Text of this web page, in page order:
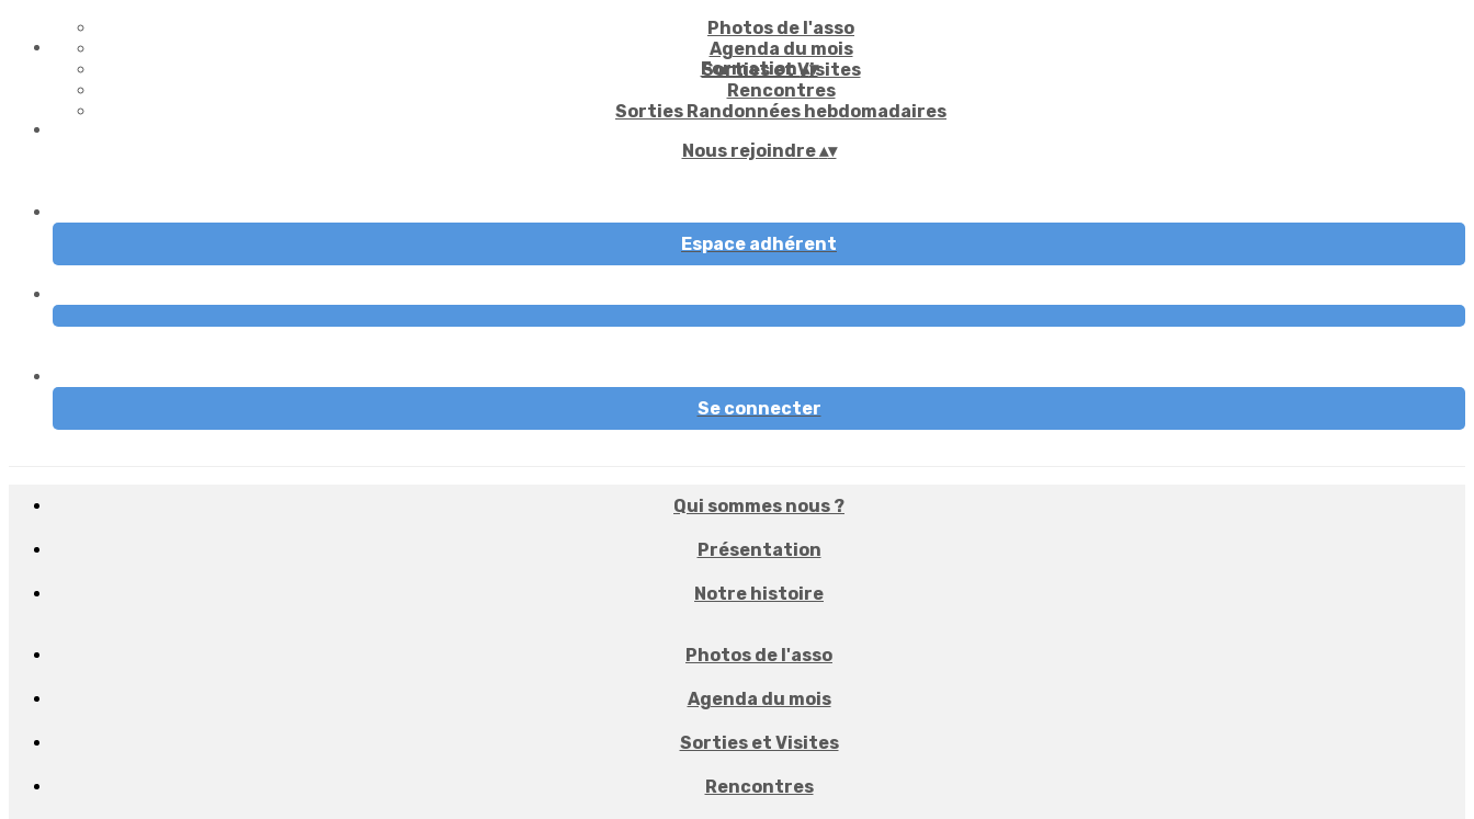
Photos de l'asso
Agenda du mois
Sorties et Visites
Rencontres
Sorties Randonnées hebdomadaires
Formation▴▾
Nous rejoindre▴▾
Espace adhérent
Se connecter
Qui sommes nous ?
Présentation
Notre histoire
Photos de l'asso
Agenda du mois
Sorties et Visites
Rencontres